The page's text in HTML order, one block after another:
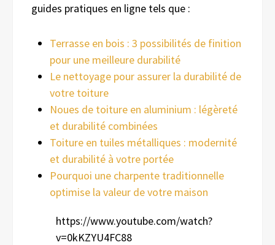
guides pratiques en ligne tels que :
Terrasse en bois : 3 possibilités de finition
pour une meilleure durabilité
Le nettoyage pour assurer la durabilité de
votre toiture
Noues de toiture en aluminium : légèreté
et durabilité combinées
Toiture en tuiles métalliques : modernité
et durabilité à votre portée
Pourquoi une charpente traditionnelle
optimise la valeur de votre maison
https://www.youtube.com/watch?
v=0kKZYU4FC88